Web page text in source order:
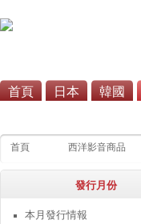
首頁 日本 韓國
首頁 西洋影音商品
發行月份
本月發行情報